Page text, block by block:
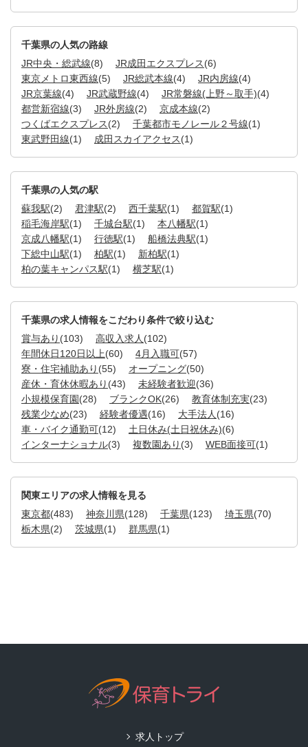
千葉県の人気の路線
JR中央・総武線(8) JR成田エクスプレス(6)
東京メトロ東西線(5) JR総武本線(4) JR内房線(4)
JR京葉線(4) JR武蔵野線(4) JR常磐線(上野～取手)(4)
都営新宿線(3) JR外房線(2) 京成本線(2)
つくばエクスプレス(2) 千葉都市モノレール２号線(1)
東武野田線(1) 成田スカイアクセス(1)
千葉県の人気の駅
蘇我駅(2) 君津駅(2) 西千葉駅(1) 都賀駅(1)
稲毛海岸駅(1) 千城台駅(1) 本八幡駅(1)
京成八幡駅(1) 行徳駅(1) 船橋法典駅(1)
下総中山駅(1) 柏駅(1) 新柏駅(1)
柏の葉キャンパス駅(1) 横芝駅(1)
千葉県の求人情報をこだわり条件で絞り込む
賞与あり (103) 高収入求人 (102)
年間休日120日以上(60) 4月入職可(57)
寮・住宅補助あり (55) オープニング(50)
産休・育休休暇あり (43) 未経験者歓迎(36)
小規模保育園(28) ブランクOK(26) 教育体制充実(23)
残業少なめ(23) 経験者優遇(16) 大手法人 (16)
車・バイク通勤可(12) 土日休み(土日祝休み)(6)
インターナショナル(3) 複数園あり (3) WEB面接可(1)
関東エリアの求人情報を見る
東京都(483) 神奈川県(128) 千葉県(123) 埼玉県(70)
栃木県(2) 茨城県(1) 群馬県(1)
求人トップ